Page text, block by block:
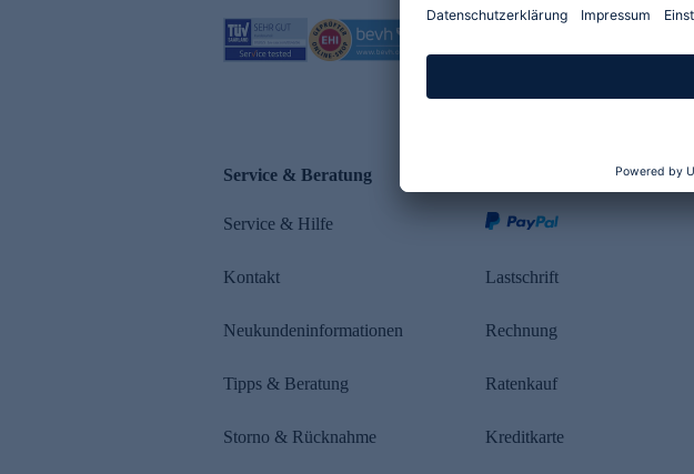
Service & Beratung
Service & Hilfe
Kontakt
Neukundeninformationen
Tipps & Beratung
Storno & Rücknahme
Lastschrift
Rechnung
Ratenkauf
Kreditkarte